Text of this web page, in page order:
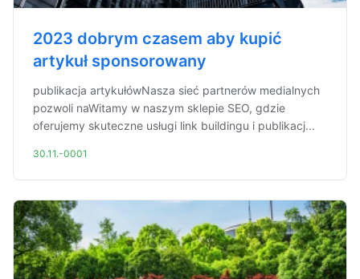
2023 dobrym czasem aby kupić
artykuł sponsorowany
publikacja artykułówNasza sieć partnerów medialnych
pozwoli naWitamy w naszym sklepie SEO, gdzie
oferujemy skuteczne usługi link buildingu i publikacj...
30.11.-0001